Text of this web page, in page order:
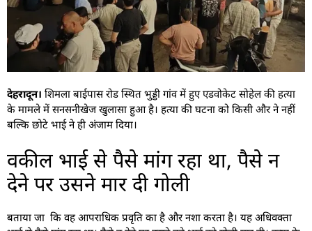
देहरादून। शिमला बाईपास रोड स्थित भुड्डी गांव में हुए एडवोकेट सोहेल की हत्या
के मामले में सनसनीखेज खुलासा हुआ है। हत्या की घटना को किसी और ने नहीं
बल्कि छोटे भाई ने ही अंजाम दिया।
वकील भाई से पैसे मांग रहा था, पैसे न
देने पर उसने मार दी गोली
बताया जा कि वह आपराधिक प्रवृति का है और नशा करता है। यह अधिवक्ता